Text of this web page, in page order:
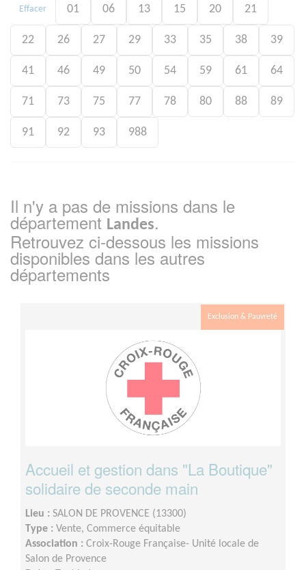
Effacer 01 06 13 15 20 21
22 26 27 29 33 35 38 39
41 46 49 50 54 59 61 64
71 73 75 77 78 80 88 89
91 92 93 988
Il n'y a pas de missions dans le
département Landes.
Retrouvez ci-dessous les missions
disponibles dans les autres
départements
Exclusion & Pauvreté
Accueil et gestion dans "La Boutique"
solidaire de seconde main
Lieu : SALON DE PROVENCE (13300)
Type : Vente, Commerce équitable
Association : Croix-Rouge Française- Unité locale de
Salon de Provence